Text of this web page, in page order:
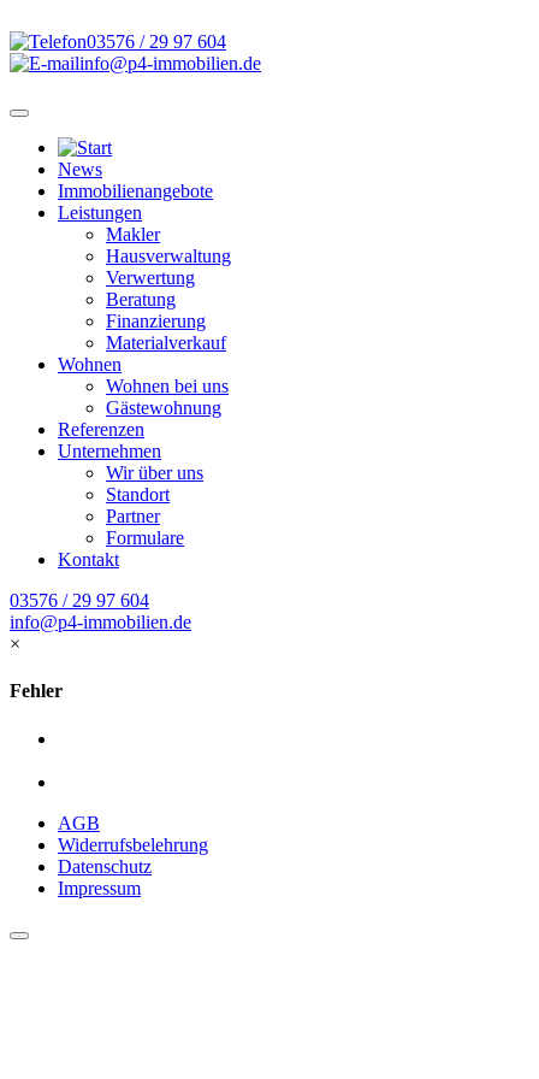
03576 / 29 97 604
info@p4-immobilien.de
News
Immobilienangebote
Leistungen
Makler
Hausverwaltung
Verwertung
Beratung
Finanzierung
Materialverkauf
Wohnen
Wohnen bei uns
Gästewohnung
Referenzen
Unternehmen
Wir über uns
Standort
Partner
Formulare
Kontakt
03576 / 29 97 604
info@p4-immobilien.de
×
Fehler
AGB
Widerrufsbelehrung
Datenschutz
Impressum